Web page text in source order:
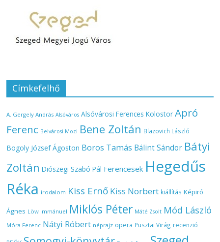
Címkefelhő
A. Gergely András Alsóváros Alsóvárosi Ferences Kolostor Apró
Ferenc Belvárosi Mozi Bene Zoltán Blazovich László
Bogoly József Ágoston Boros Tamás Bálint Sándor Bátyi
Zoltán Diószegi Szabó Pál Ferencesek Hegedűs
Réka irodalom Kiss Ernő Kiss Norbert kiállítás Képiró
Ágnes Löw Immánuel Miklós Péter Máté Zsolt Mód László
Móra Ferenc Nátyi Róbert néprajz opera Pusztai Virág recenzió